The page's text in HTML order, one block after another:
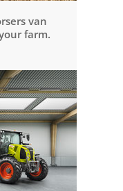
van
farm.